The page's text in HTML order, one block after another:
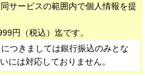
サービスの範囲内で個人情報を提
円（税込）迄です。
つきましては銀行振込のみとな
には対応しておりません。